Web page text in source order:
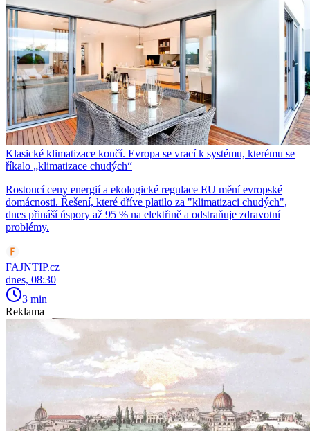
Klasické klimatizace končí. Evropa se vrací k systému, kterému se
říkalo „klimatizace chudých“
Rostoucí ceny energií a ekologické regulace EU mění evropské
domácnosti. Řešení, které dříve platilo za "klimatizaci chudých",
dnes přináší úspory až 95 % na elektřině a odstraňuje zdravotní
problémy.
FAJNTIP.cz
dnes, 08:30
3 min
Reklama